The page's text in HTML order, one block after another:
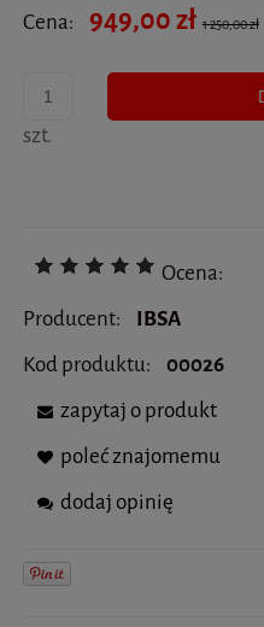
Cena:
949,00 zł 1 250,00 zł
szt.
Ocena:
Producent:
IBSA
Kod produktu:
00026
zapytaj o produkt
poleć znajomemu
dodaj opinię